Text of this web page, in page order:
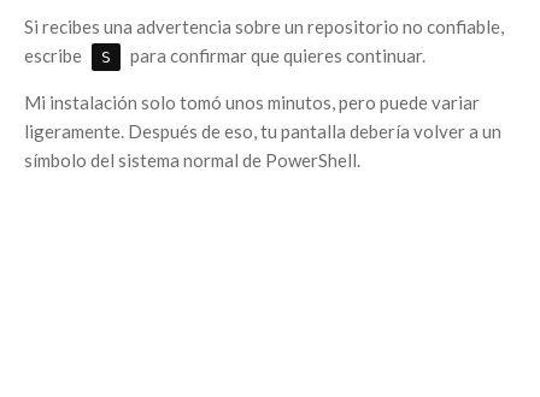
Si recibes una advertencia sobre un repositorio no confiable,
escribe
S para confirmar que quieres continuar.
Mi instalación solo tomó unos minutos, pero puede variar
ligeramente. Después de eso, tu pantalla debería volver a un
símbolo del sistema normal de PowerShell.